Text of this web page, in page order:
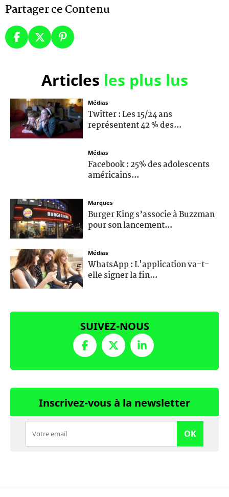
Partager ce Contenu
Articles les plus lus
Médias
Twitter : Les 15/24 ans
représentent 42 % des...
Médias
Facebook : 25% des adolescents
américains...
Marques
Burger King s’associe à Buzzman
pour son lancement...
Médias
WhatsApp : L'application va-t-
elle signer la fin...
SUIVEZ-NOUS
Inscrivez-vous à la newsletter
OK